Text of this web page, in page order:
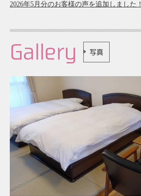
2026年5月分のお客様の声を追加しました！
Gallery 写真